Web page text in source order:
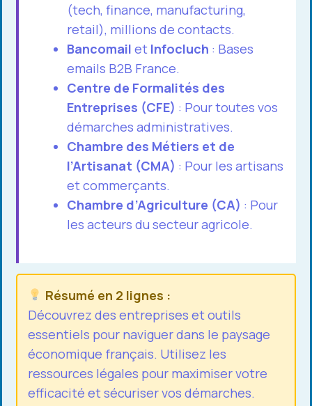
(tech, finance, manufacturing,
retail), millions de contacts.
Bancomail et Infocluch : Bases
emails B2B France.
Centre de Formalités des
Entreprises (CFE) : Pour toutes vos
démarches administratives.
Chambre des Métiers et de
l’Artisanat (CMA) : Pour les artisans
et commerçants.
Chambre d’Agriculture (CA) : Pour
les acteurs du secteur agricole.
Résumé en 2 lignes :
Découvrez des entreprises et outils
essentiels pour naviguer dans le paysage
économique français. Utilisez les
ressources légales pour maximiser votre
efficacité et sécuriser vos démarches.